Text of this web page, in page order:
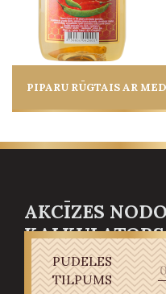
PIPARU RŪGTAIS AR
AKCĪZES
KALKULATORS
Akcīzes nodokļa
(ne vīnam un alum),
PUDELES
TILPUMS